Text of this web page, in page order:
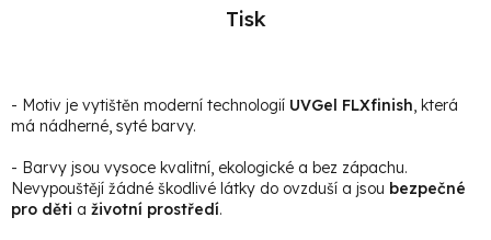
Tisk
- Motiv je vytištěn moderní technologií UVGel FLXfinish, která
má nádherné, syté barvy.
- Barvy jsou vysoce kvalitní, ekologické a bez zápachu.
Nevypouštějí žádné škodlivé látky do ovzduší a jsou bezpečné
pro děti a životní prostředí.